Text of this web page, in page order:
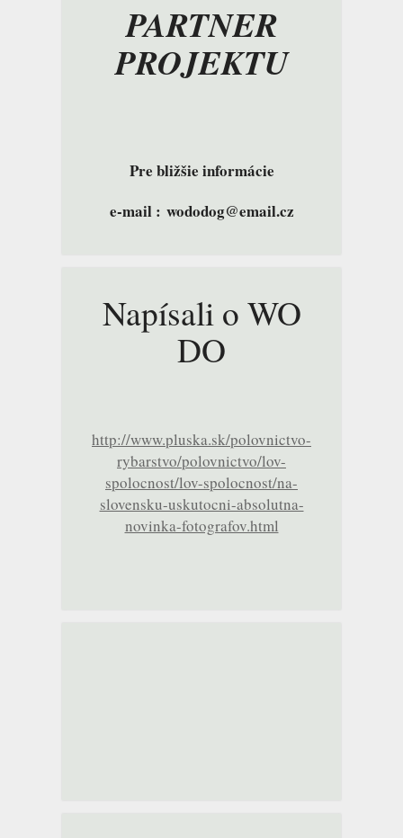
PARTNER
PROJEKTU
Pre bližšie informácie
e-mail : wododog@email.cz
Napísali o WO
DO
http://www.pluska.sk/polovnictvo-
rybarstvo/polovnictvo/lov-
spolocnost/lov-spolocnost/na-
slovensku-uskutocni-absolutna-
novinka-fotografov.html